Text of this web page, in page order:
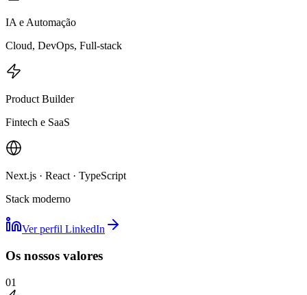
IA e Automação
Cloud, DevOps, Full-stack
Product Builder
Fintech e SaaS
Next.js · React · TypeScript
Stack moderno
Ver perfil LinkedIn
Os nossos valores
01